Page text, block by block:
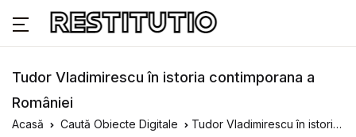
Tudor Vladimirescu în istoria contimporana a
României
Acasă Caută Obiecte Digitale Tudor Vladimirescu în istoria contimporana a României